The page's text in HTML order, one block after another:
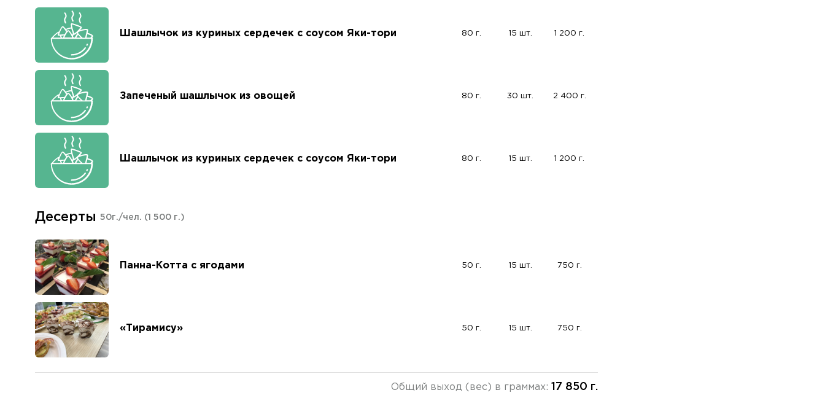
Шашлычок из куриных сердечек с соусом Яки-тори 80 г. 15 шт. 1 200 г.
Запеченый шашлычок из овощей 80 г. 30 шт. 2 400 г.
Шашлычок из куриных сердечек с соусом Яки-тори 80 г. 15 шт. 1 200 г.
Десерты 50г./чел. (1 500 г.)
Панна-Котта с ягодами 50 г. 15 шт. 750 г.
«Тирамису» 50 г. 15 шт. 750 г.
Общий выход (вес) в граммах: 17 850 г.